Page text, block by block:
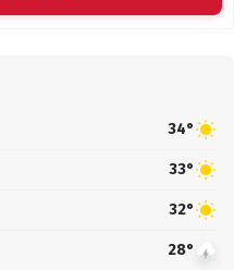
34°
33°
32°
28°